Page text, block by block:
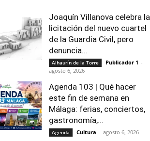
Joaquín Villanova celebra la
licitación del nuevo cuartel
de la Guardia Civil, pero
denuncia...
Alhaurín de la Torre Publicador 1 -
agosto 6, 2026
Agenda 103 | Qué hacer
este fin de semana en
Málaga: ferias, conciertos,
gastronomía,...
Agenda Cultura - agosto 6, 2026